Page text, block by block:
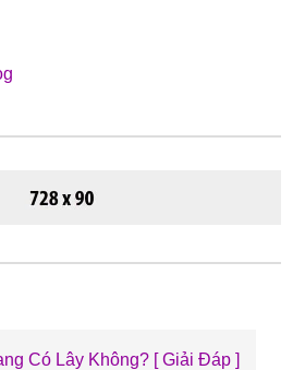
Có Lây Không? [ Giải Đáp ]